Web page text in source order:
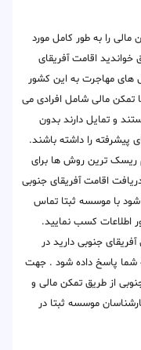
را به طور کامل مورد
اقامت آفریقای
های مهاجرت به این کشور
تمکن مالی شامل افرادی می
و تمایل دارند بدون
پیشرفته را داشته باشند.
ریسک ترین روش ها برای
اقامت آفریقای جنوبی
شود با موسسه ثبتا تماس
اطلاعات کسب نمایید.
جنوبی دارید در
شما پاسخ داده شود . جهت
از طریق تمکن مالی و
موسسه ثبتا در